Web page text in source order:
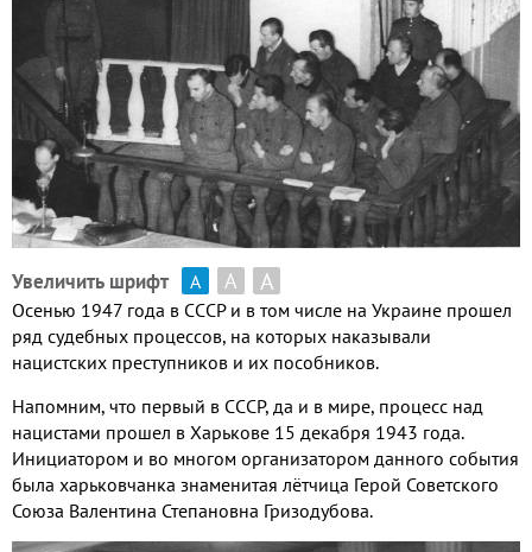
Увеличить шрифт А А А
Осенью 1947 года в СССР и в том числе на Украине прошел
ряд судебных процессов, на которых наказывали
нацистских преступников и их пособников.
Напомним, что первый в СССР, да и в мире, процесс над
нацистами прошел в Харькове 15 декабря 1943 года.
Инициатором и во многом организатором данного события
была харьковчанка знаменитая лётчица Герой Советского
Союза Валентина Степановна Гризодубова.